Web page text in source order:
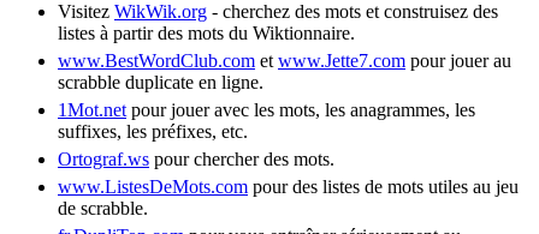
Visitez WikWik.org - cherchez des mots et construisez des
listes à partir des mots du Wiktionnaire.
www.BestWordClub.com et www.Jette7.com pour jouer au
scrabble duplicate en ligne.
1Mot.net pour jouer avec les mots, les anagrammes, les
suffixes, les préfixes, etc.
Ortograf.ws pour chercher des mots.
www.ListesDeMots.com pour des listes de mots utiles au jeu
de scrabble.